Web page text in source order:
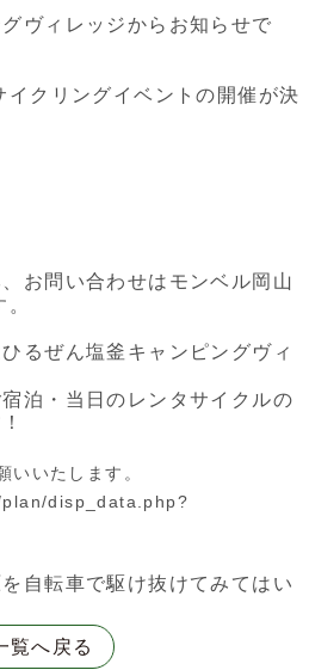
ヴィレッジからお知らせで
イクリングイベントの開催が決
お問い合わせはモンベル岡山
るぜん塩釜キャンピングヴィ
泊・当日のレンタサイクルの
いいたします。
disp_data.php?
自転車で駆け抜けてみてはい
覧へ戻る